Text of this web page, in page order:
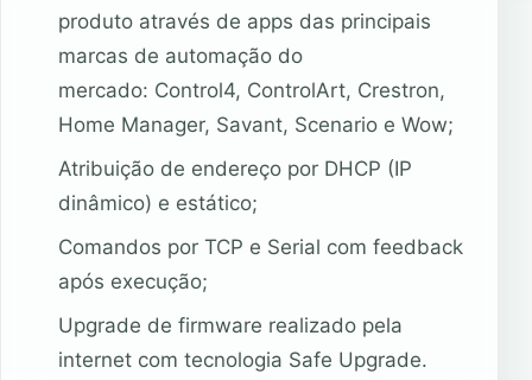
produto através de apps das principais
marcas de automação do
mercado: Control4, ControlArt, Crestron,
Home Manager, Savant, Scenario e Wow;
Atribuição de endereço por DHCP (IP
dinâmico) e estático;
Comandos por TCP e Serial com feedback
após execução;
Upgrade de firmware realizado pela
internet com tecnologia Safe Upgrade.